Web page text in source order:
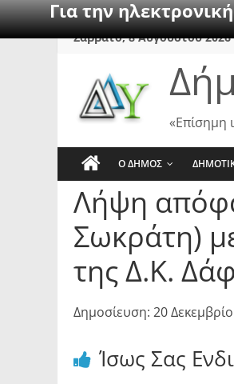
Για την
SkipΣάββατο, 8 Αυγούστου 2026
«Επίσημη
Ο ΔΗΜΟΣ
Λήψη
Σωκράτη)
της Δ.Κ.
Δημοσίευση: 20
Ίσως Σας